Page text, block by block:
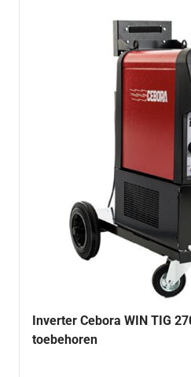
Inverter Cebora WIN TIG
toebehoren